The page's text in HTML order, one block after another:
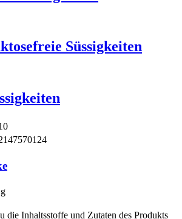
Süssigkeiten
g
die Inhaltsstoffe und Zutaten des Produkts